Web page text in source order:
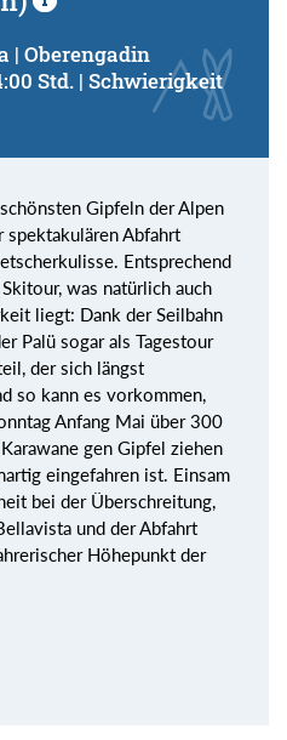
| Oberengadin
Std. | Schwierigkeit
Gipfeln der Alpen
Abfahrt
Entsprechend
was natürlich auch
liegt: Dank der Seilbahn
Palü sogar als Tagestour
der sich längst
so kann es vorkommen,
Anfang Mai über 300
gen Gipfel ziehen
eingefahren ist. Einsam
bei der Überschreitung,
und der Abfahrt
Höhepunkt der